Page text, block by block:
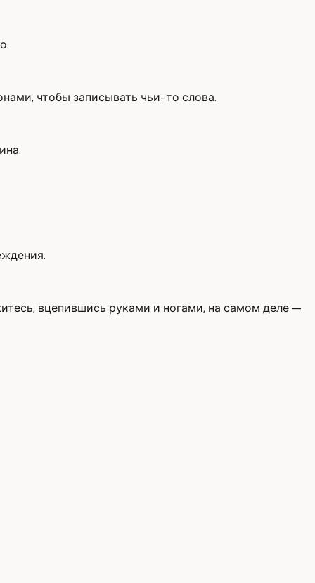
чтобы записывать чьи-то слова.
вцепившись руками и ногами, на самом деле —